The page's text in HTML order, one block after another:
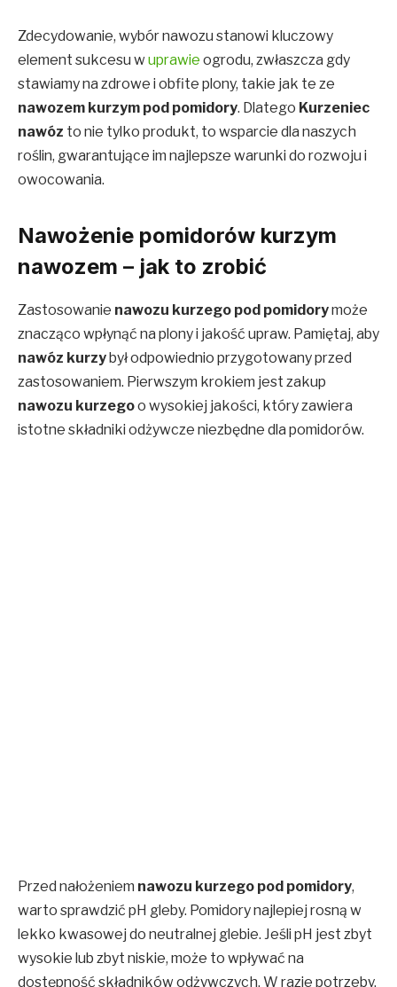
Zdecydowanie, wybór nawozu stanowi kluczowy
element sukcesu w uprawie ogrodu, zwłaszcza gdy
stawiamy na zdrowe i obfite plony, takie jak te ze
nawozem kurzym pod pomidory. Dlatego Kurzeniec
nawóz to nie tylko produkt, to wsparcie dla naszych
roślin, gwarantujące im najlepsze warunki do rozwoju i
owocowania.
Nawożenie pomidorów kurzym
nawozem – jak to zrobić
Zastosowanie nawozu kurzego pod pomidorymoże
znacząco wpłynąć na plony i jakość upraw. Pamiętaj, aby
nawóz kurzybył odpowiednio przygotowany przed
zastosowaniem. Pierwszym krokiem jest zakup
nawozu kurzegoo wysokiej jakości, który zawiera
istotne składniki odżywcze niezbędne dla pomidorów.
Przed nałożeniem nawozu kurzego pod pomidory,
warto sprawdzić pH gleby. Pomidory najlepiej rosną w
lekko kwasowej do neutralnej glebie. Jeśli pH jest zbyt
wysokie lub zbyt niskie, może to wpływać na
dostępność składników odżywczych. W razie potrzeby,